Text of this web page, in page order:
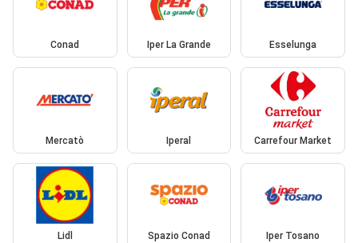
Conad Iper La Grande Esselunga
Mercatò Iperal Carrefour Market
Lidl Spazio Conad Iper Tosano